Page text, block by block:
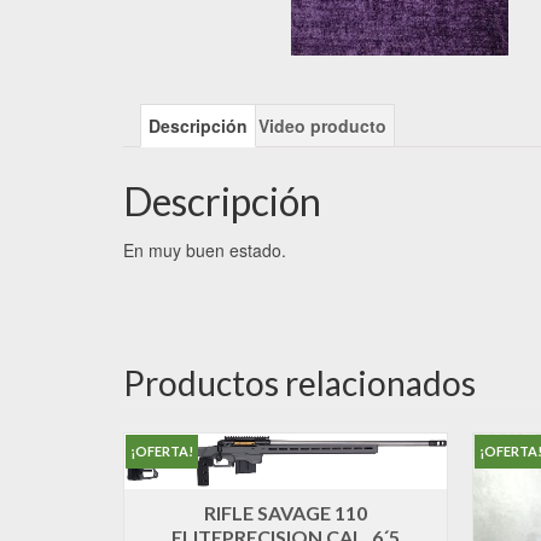
Descripción Video producto
Descripción
En muy buen estado.
Productos relacionados
¡OFERTA!
RIFLE SAVAGE 110
¡OFERTA!